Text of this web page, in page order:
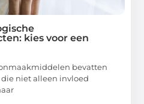
kies voor een
bevatten
niet alleen invloed